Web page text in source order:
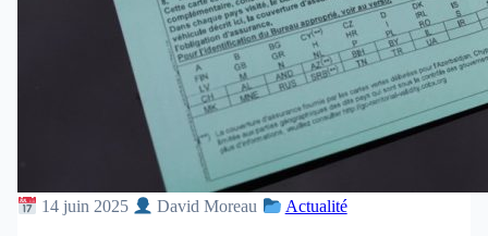
14 juin 2025 David Moreau Actualité